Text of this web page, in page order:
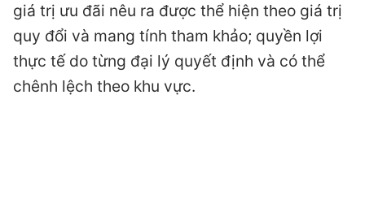
giá trị ưu đãi nêu ra được thể hiện theo giá trị
quy đổi và mang tính tham khảo; quyền lợi
thực tế do từng đại lý quyết định và có thể
chênh lệch theo khu vực.